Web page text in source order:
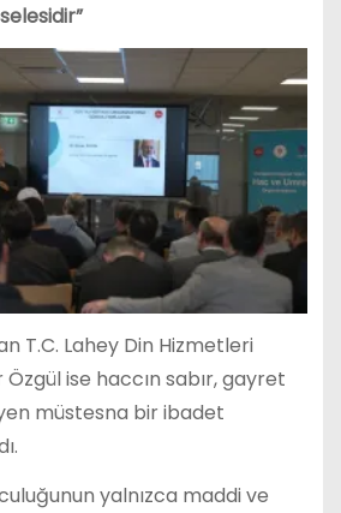
T.C. Lahey Din Hizmetleri
ise haccın sabır, gayret
müstesna bir ibadet
yalnızca maddi ve